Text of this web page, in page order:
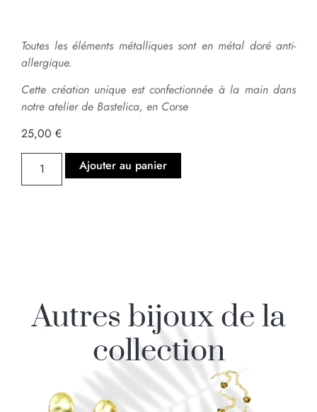
Toutes les éléments métalliques sont en métal doré anti-
allergique.
Cette création unique est confectionnée à la main dans
notre atelier de Bastelica, en Corse
25,00 €
Ajouter au panier
Autres bijoux de la
collection